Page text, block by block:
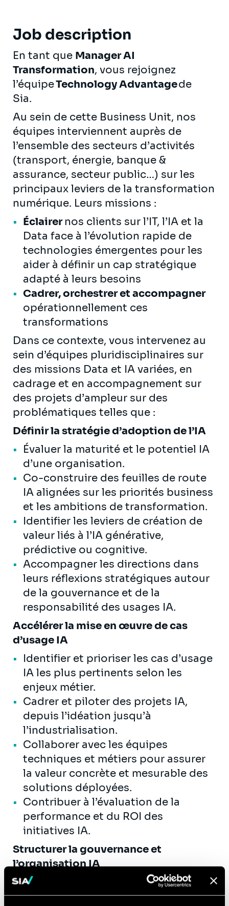
Job description
En tant que Manager AI
Transformation, vous rejoignez
l’équipeTechnology Advantagede
Sia.
Au sein de cette Business Unit, nos
équipes interviennent auprès de
l’ensemble des secteurs d’activités
(transport, énergie, banque &
assurance, secteur public…) sur les
principaux leviers de la transformation
numérique. Leurs missions :
Éclairernos clients sur l’IT, l’IA et la
Data face à l’évolution rapide de
technologies émergentes pour les
aider à définir un cap stratégique
adapté à leurs besoins
Cadrer, orchestrer et accompagner
opérationnellement ces
transformations
Dans ce contexte, vous intervenez au
sein d’équipes pluridisciplinaires sur
des missions Data et IA variées, en
cadrage et en accompagnement sur
des projets d’ampleur sur des
problématiques telles que :
Définir la stratégie d’adoption de l’IA
Évaluer la maturité et le potentiel IA
d’une organisation.
Co-construire des feuilles de route
IA alignées sur les priorités business
et les ambitions de transformation.
Identifier les leviers de création de
valeur liés à l’IA générative,
prédictive ou cognitive.
Accompagner les directions dans
leurs réflexions stratégiques autour
de la gouvernance et de la
responsabilité des usages IA.
Accélérer la mise en œuvre de cas
d’usage IA
Identifier et prioriser les cas d’usage
IA les plus pertinents selon les
enjeux métier.
Cadrer et piloter des projets IA,
depuis l’idéation jusqu’à
l’industrialisation.
Collaborer avec les équipes
techniques et métiers pour assurer
la valeur concrète et mesurable des
solutions déployées.
Contribuer à l’évaluation de la
performance et du ROI des
initiatives IA.
Structurer la gouvernance et
l’organisation IA
Concevoir les modèles
organisationnels et opérationnels